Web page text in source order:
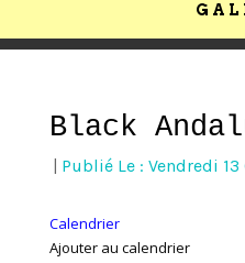
Black
Publié Le : Vendredi
Calendrier
Ajouter au calendrier